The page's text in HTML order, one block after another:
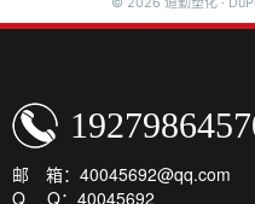
邮 箱：40045692@qq.com
Q Q：40045692